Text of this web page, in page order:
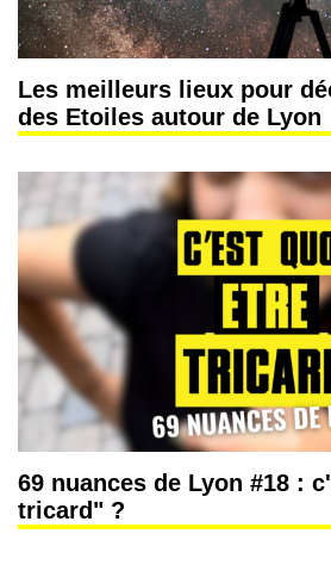
Les meilleurs lieux pour
des Etoiles autour de Lyon
69 nuances de Lyon #18 :
tricard" ?